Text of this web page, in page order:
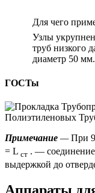
Для чего
Узлы
труб низкого
диаметр 50 мм.
ГОСТы
Примечание —При
= L ст . —
выдержкой до